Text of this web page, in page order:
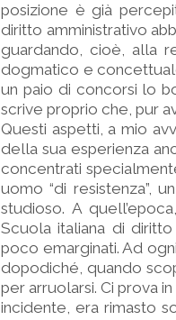
posizione è già
diritto amministrativo
guardando, cioè, alla
dogmatico e
un paio di concorsi lo
scrive proprio che, pur
Questi aspetti, a mio
della sua esperienza
concentrati
uomo “di resistenza”,
studioso. A
Scuola italiana di
poco emarginati. Ad
dopodiché, quando
per arruolarsi. Ci prova
incidente, era rimasto